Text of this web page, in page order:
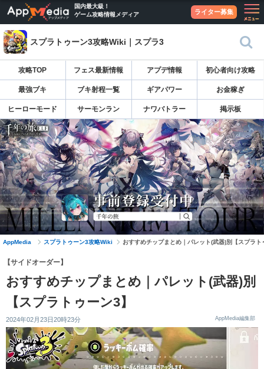
国内最大級！
ゲーム攻略情報メディア
ライター募集
スプラトゥーン3攻略Wiki｜スプラ3
攻略TOP フェス最新情報 アプデ情報 初心者向け攻略
最強ブキ ブキ射程一覧 ギアパワー お金稼ぎ
ヒーローモード サーモンラン ナワバトラー 掲示板
AppMedia スプラトゥーン3攻略Wiki おすすめチップまとめ｜パレット(武器)別【スプラト
【サイドオーダー】
おすすめチップまとめ｜パレット(武器)別
【スプラトゥーン3】
2024年02月23日20時23分 AppMedia編集部